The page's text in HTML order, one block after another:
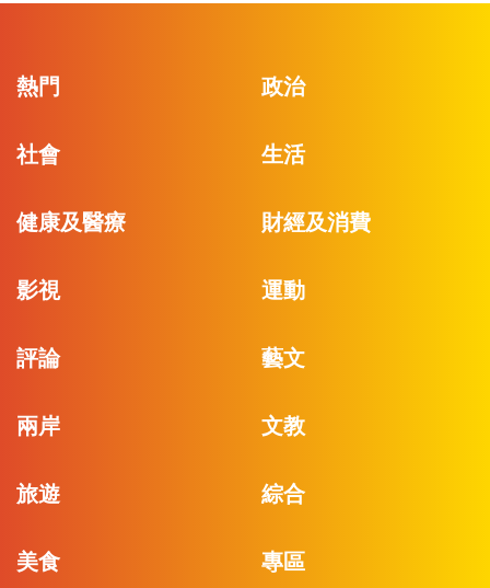
熱門 政治
社會 生活
健康及醫療 財經及消費
影視 運動
評論 藝文
兩岸 文教
旅遊 綜合
美食 專區